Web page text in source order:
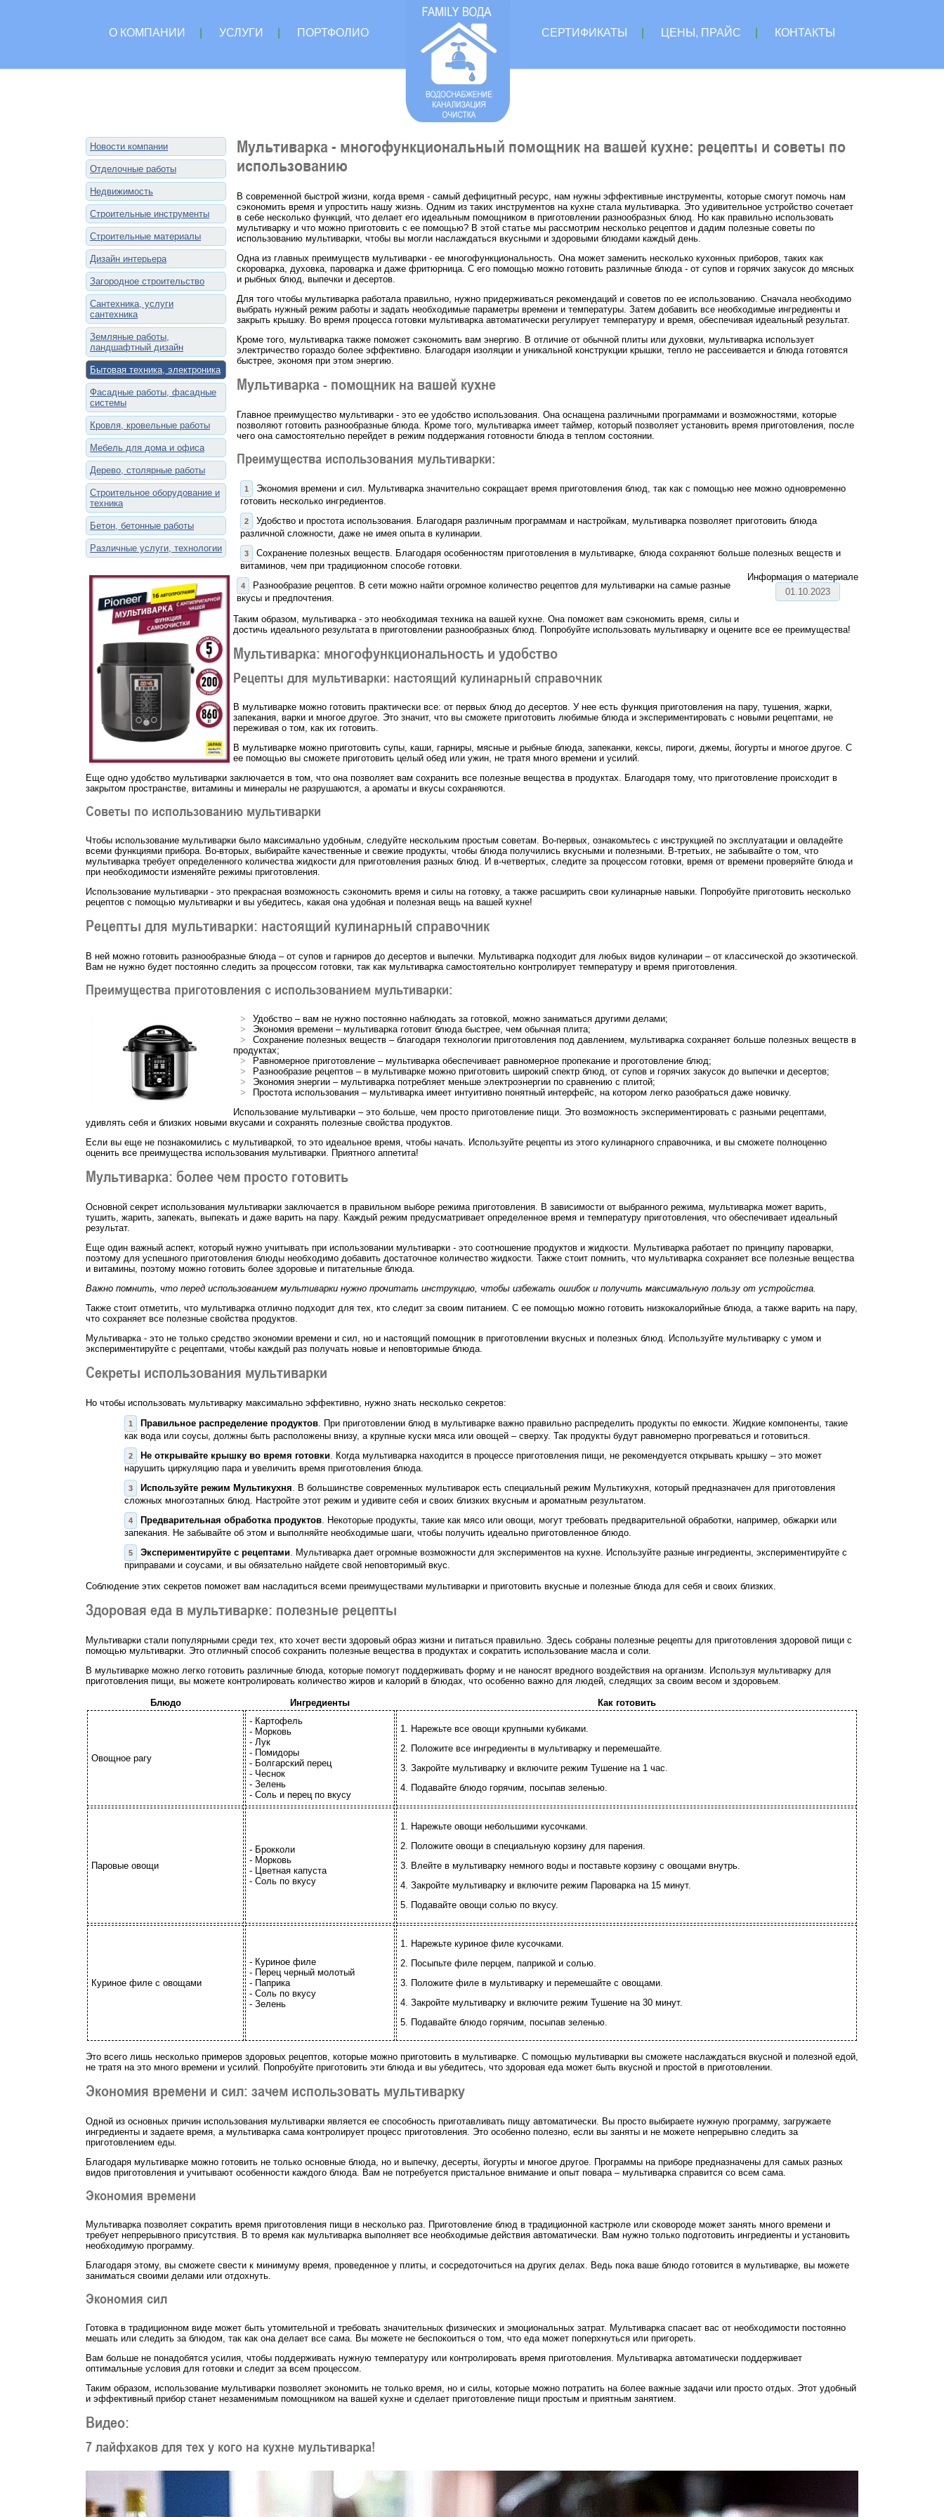
О КОМПАНИИ УСЛУГИ ПОРТФОЛИО СЕРТИФИКАТЫ ЦЕНЫ, ПРАЙС КОНТАКТЫ
Новости компании
Отделочные работы
Недвижимость
Строительные инструменты
Строительные материалы
Дизайн интерьера
Загородное строительство
Сантехника, услуги
сантехника
Земляные работы,
ландшафтный дизайн
Бытовая техника, электроника
Фасадные работы, фасадные
системы
Кровля, кровельные работы
Мебель для дома и офиса
Дерево, столярные работы
Строительное оборудование и
техника
Бетон, бетонные работы
Различные услуги, технологии
Мультиварка - многофункциональный помощник на вашей кухне: рецепты и советы по
использованию
Информация о материале
01.10.2023
В современной быстрой жизни, когда время - самый дефицитный ресурс, нам нужны эффективные инструменты, которые смогут помочь нам
сэкономить время и упростить нашу жизнь. Одним из таких инструментов на кухне стала мультиварка. Это удивительное устройство сочетает
в себе несколько функций, что делает его идеальным помощником в приготовлении разнообразных блюд. Но как правильно использовать
мультиварку и что можно приготовить с ее помощью? В этой статье мы рассмотрим несколько рецептов и дадим полезные советы по
использованию мультиварки, чтобы вы могли наслаждаться вкусными и здоровыми блюдами каждый день.
Одна из главных преимуществ мультиварки - ее многофункциональность. Она может заменить несколько кухонных приборов, таких как
скороварка, духовка, пароварка и даже фритюрница. С его помощью можно готовить различные блюда - от супов и горячих закусок до мясных
и рыбных блюд, выпечки и десертов.
Для того чтобы мультиварка работала правильно, нужно придерживаться рекомендаций и советов по ее использованию. Сначала необходимо
выбрать нужный режим работы и задать необходимые параметры времени и температуры. Затем добавить все необходимые ингредиенты и
закрыть крышку. Во время процесса готовки мультиварка автоматически регулирует температуру и время, обеспечивая идеальный результат.
Кроме того, мультиварка также поможет сэкономить вам энергию. В отличие от обычной плиты или духовки, мультиварка использует
электричество гораздо более эффективно. Благодаря изоляции и уникальной конструкции крышки, тепло не рассеивается и блюда готовятся
быстрее, экономя при этом энергию.
Мультиварка - помощник на вашей кухне
Главное преимущество мультиварки - это ее удобство использования. Она оснащена различными программами и возможностями, которые
позволяют готовить разнообразные блюда. Кроме того, мультиварка имеет таймер, который позволяет установить время приготовления, после
чего она самостоятельно перейдет в режим поддержания готовности блюда в теплом состоянии.
Преимущества использования мультиварки:
Экономия времени и сил. Мультиварка значительно сокращает время приготовления блюд, так как с помощью нее можно одновременно
готовить несколько ингредиентов.
Удобство и простота использования. Благодаря различным программам и настройкам, мультиварка позволяет приготовить блюда
различной сложности, даже не имея опыта в кулинарии.
Сохранение полезных веществ. Благодаря особенностям приготовления в мультиварке, блюда сохраняют больше полезных веществ и
витаминов, чем при традиционном способе готовки.
Разнообразие рецептов. В сети можно найти огромное количество рецептов для мультиварки на самые разные
вкусы и предпочтения.
Таким образом, мультиварка - это необходимая техника на вашей кухне. Она поможет вам сэкономить время, силы и
достичь идеального результата в приготовлении разнообразных блюд. Попробуйте использовать мультиварку и оцените все ее преимущества!
Мультиварка: многофункциональность и удобство
Рецепты для мультиварки: настоящий кулинарный справочник
В мультиварке можно готовить практически все: от первых блюд до десертов. У нее есть функция приготовления на пару, тушения, жарки,
запекания, варки и многое другое. Это значит, что вы сможете приготовить любимые блюда и экспериментировать с новыми рецептами, не
переживая о том, как их готовить.
В мультиварке можно приготовить супы, каши, гарниры, мясные и рыбные блюда, запеканки, кексы, пироги, джемы, йогурты и многое другое. С
ее помощью вы сможете приготовить целый обед или ужин, не тратя много времени и усилий.
Еще одно удобство мультиварки заключается в том, что она позволяет вам сохранить все полезные вещества в продуктах. Благодаря тому, что приготовление происходит в
закрытом пространстве, витамины и минералы не разрушаются, а ароматы и вкусы сохраняются.
Советы по использованию мультиварки
Чтобы использование мультиварки было максимально удобным, следуйте нескольким простым советам. Во-первых, ознакомьтесь с инструкцией по эксплуатации и овладейте
всеми функциями прибора. Во-вторых, выбирайте качественные и свежие продукты, чтобы блюда получились вкусными и полезными. В-третьих, не забывайте о том, что
мультиварка требует определенного количества жидкости для приготовления разных блюд. И в-четвертых, следите за процессом готовки, время от времени проверяйте блюда и
при необходимости изменяйте режимы приготовления.
Использование мультиварки - это прекрасная возможность сэкономить время и силы на готовку, а также расширить свои кулинарные навыки. Попробуйте приготовить несколько
рецептов с помощью мультиварки и вы убедитесь, какая она удобная и полезная вещь на вашей кухне!
Рецепты для мультиварки: настоящий кулинарный справочник
В ней можно готовить разнообразные блюда – от супов и гарниров до десертов и выпечки. Мультиварка подходит для любых видов кулинарии – от классической до экзотической.
Вам не нужно будет постоянно следить за процессом готовки, так как мультиварка самостоятельно контролирует температуру и время приготовления.
Преимущества приготовления с использованием мультиварки:
Удобство – вам не нужно постоянно наблюдать за готовкой, можно заниматься другими делами;
Экономия времени – мультиварка готовит блюда быстрее, чем обычная плита;
Сохранение полезных веществ – благодаря технологии приготовления под давлением, мультиварка сохраняет больше полезных веществ в
продуктах;
Равномерное приготовление – мультиварка обеспечивает равномерное пропекание и проготовление блюд;
Разнообразие рецептов – в мультиварке можно приготовить широкий спектр блюд, от супов и горячих закусок до выпечки и десертов;
Экономия энергии – мультиварка потребляет меньше электроэнергии по сравнению с плитой;
Простота использования – мультиварка имеет интуитивно понятный интерфейс, на котором легко разобраться даже новичку.
Использование мультиварки – это больше, чем просто приготовление пищи. Это возможность экспериментировать с разными рецептами,
удивлять себя и близких новыми вкусами и сохранять полезные свойства продуктов.
Если вы еще не познакомились с мультиваркой, то это идеальное время, чтобы начать. Используйте рецепты из этого кулинарного справочника, и вы сможете полноценно
оценить все преимущества использования мультиварки. Приятного аппетита!
Мультиварка: более чем просто готовить
Основной секрет использования мультиварки заключается в правильном выборе режима приготовления. В зависимости от выбранного режима, мультиварка может варить,
тушить, жарить, запекать, выпекать и даже варить на пару. Каждый режим предусматривает определенное время и температуру приготовления, что обеспечивает идеальный
результат.
Еще один важный аспект, который нужно учитывать при использовании мультиварки - это соотношение продуктов и жидкости. Мультиварка работает по принципу пароварки,
поэтому для успешного приготовления блюды необходимо добавить достаточное количество жидкости. Также стоит помнить, что мультиварка сохраняет все полезные вещества
и витамины, поэтому можно готовить более здоровые и питательные блюда.
Важно помнить, что перед использованием мультиварки нужно прочитать инструкцию, чтобы избежать ошибок и получить максимальную пользу от устройства.
Также стоит отметить, что мультиварка отлично подходит для тех, кто следит за своим питанием. С ее помощью можно готовить низкокалорийные блюда, а также варить на пару,
что сохраняет все полезные свойства продуктов.
Мультиварка - это не только средство экономии времени и сил, но и настоящий помощник в приготовлении вкусных и полезных блюд. Используйте мультиварку с умом и
экспериментируйте с рецептами, чтобы каждый раз получать новые и неповторимые блюда.
Секреты использования мультиварки
Но чтобы использовать мультиварку максимально эффективно, нужно знать несколько секретов:
Правильное распределение продуктов. При приготовлении блюд в мультиварке важно правильно распределить продукты по емкости. Жидкие компоненты, такие
как вода или соусы, должны быть расположены внизу, а крупные куски мяса или овощей – сверху. Так продукты будут равномерно прогреваться и готовиться.
Не открывайте крышку во время готовки. Когда мультиварка находится в процессе приготовления пищи, не рекомендуется открывать крышку – это может
нарушить циркуляцию пара и увеличить время приготовления блюда.
Используйте режим Мультикухня. В большинстве современных мультиварок есть специальный режим Мультикухня, который предназначен для приготовления
сложных многоэтапных блюд. Настройте этот режим и удивите себя и своих близких вкусным и ароматным результатом.
Предварительная обработка продуктов. Некоторые продукты, такие как мясо или овощи, могут требовать предварительной обработки, например, обжарки или
запекания. Не забывайте об этом и выполняйте необходимые шаги, чтобы получить идеально приготовленное блюдо.
Экспериментируйте с рецептами. Мультиварка дает огромные возможности для экспериментов на кухне. Используйте разные ингредиенты, экспериментируйте с
приправами и соусами, и вы обязательно найдете свой неповторимый вкус.
Соблюдение этих секретов поможет вам насладиться всеми преимуществами мультиварки и приготовить вкусные и полезные блюда для себя и своих близких.
Здоровая еда в мультиварке: полезные рецепты
Мультиварки стали популярными среди тех, кто хочет вести здоровый образ жизни и питаться правильно. Здесь собраны полезные рецепты для приготовления здоровой пищи с
помощью мультиварки. Это отличный способ сохранить полезные вещества в продуктах и сократить использование масла и соли.
В мультиварке можно легко готовить различные блюда, которые помогут поддерживать форму и не наносят вредного воздействия на организм. Используя мультиварку для
приготовления пищи, вы можете контролировать количество жиров и калорий в блюдах, что особенно важно для людей, следящих за своим весом и здоровьем.
Блюдо Ингредиенты Как готовить
Овощное рагу
- Картофель
- Морковь
- Лук
- Помидоры
- Болгарский перец
- Чеснок
- Зелень
- Соль и перец по вкусу
1. Нарежьте все овощи крупными кубиками.
2. Положите все ингредиенты в мультиварку и перемешайте.
3. Закройте мультиварку и включите режим Тушение на 1 час.
4. Подавайте блюдо горячим, посыпав зеленью.
Паровые овощи
- Брокколи
- Морковь
- Цветная капуста
- Соль по вкусу
1. Нарежьте овощи небольшими кусочками.
2. Положите овощи в специальную корзину для парения.
3. Влейте в мультиварку немного воды и поставьте корзину с овощами внутрь.
4. Закройте мультиварку и включите режим Пароварка на 15 минут.
5. Подавайте овощи солью по вкусу.
Куриное филе с овощами
- Куриное филе
- Перец черный молотый
- Паприка
- Соль по вкусу
- Зелень
1. Нарежьте куриное филе кусочками.
2. Посыпьте филе перцем, паприкой и солью.
3. Положите филе в мультиварку и перемешайте с овощами.
4. Закройте мультиварку и включите режим Тушение на 30 минут.
5. Подавайте блюдо горячим, посыпав зеленью.
Это всего лишь несколько примеров здоровых рецептов, которые можно приготовить в мультиварке. С помощью мультиварки вы сможете наслаждаться вкусной и полезной едой,
не тратя на это много времени и усилий. Попробуйте приготовить эти блюда и вы убедитесь, что здоровая еда может быть вкусной и простой в приготовлении.
Экономия времени и сил: зачем использовать мультиварку
Одной из основных причин использования мультиварки является ее способность приготавливать пищу автоматически. Вы просто выбираете нужную программу, загружаете
ингредиенты и задаете время, а мультиварка сама контролирует процесс приготовления. Это особенно полезно, если вы заняты и не можете непрерывно следить за
приготовлением еды.
Благодаря мультиварке можно готовить не только основные блюда, но и выпечку, десерты, йогурты и многое другое. Программы на приборе предназначены для самых разных
видов приготовления и учитывают особенности каждого блюда. Вам не потребуется пристальное внимание и опыт повара – мультиварка справится со всем сама.
Экономия времени
Мультиварка позволяет сократить время приготовления пищи в несколько раз. Приготовление блюд в традиционной кастрюле или сковороде может занять много времени и
требует непрерывного присутствия. В то время как мультиварка выполняет все необходимые действия автоматически. Вам нужно только подготовить ингредиенты и установить
необходимую программу.
Благодаря этому, вы сможете свести к минимуму время, проведенное у плиты, и сосредоточиться на других делах. Ведь пока ваше блюдо готовится в мультиварке, вы можете
заниматься своими делами или отдохнуть.
Экономия сил
Готовка в традиционном виде может быть утомительной и требовать значительных физических и эмоциональных затрат. Мультиварка спасает вас от необходимости постоянно
мешать или следить за блюдом, так как она делает все сама. Вы можете не беспокоиться о том, что еда может поперхнуться или пригореть.
Вам больше не понадобятся усилия, чтобы поддерживать нужную температуру или контролировать время приготовления. Мультиварка автоматически поддерживает
оптимальные условия для готовки и следит за всем процессом.
Таким образом, использование мультиварки позволяет экономить не только время, но и силы, которые можно потратить на более важные задачи или просто отдых. Этот удобный
и эффективный прибор станет незаменимым помощником на вашей кухне и сделает приготовление пищи простым и приятным занятием.
Видео:
7 лайфхаков для тех у кого на кухне мультиварка!